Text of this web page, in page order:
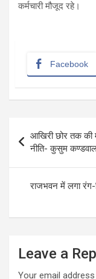
कर्मचारी मौजूद रहे।
Facebook
Post
navigation
आखिरी छोर तक की
नीति- कुसुम
राजभवन में लगा रंग-
Leave a
Your email